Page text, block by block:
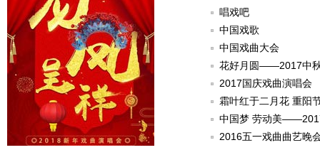
唱戏吧
中国戏歌
中国戏曲大会
花好月圆——2017中
2017国庆戏曲演唱会
霜叶红于二月花 重阳
中国梦 劳动美
2016五一戏曲曲艺晚